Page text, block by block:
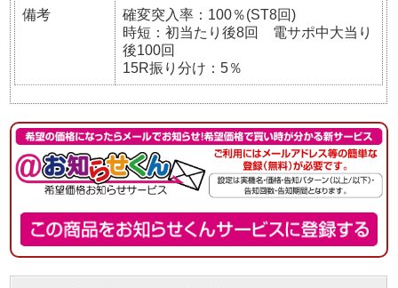
備考
確変突入率：100％(ST8回)
時短：初当たり後8回 電サポ中大当り
後100回
15R振り分け：5％